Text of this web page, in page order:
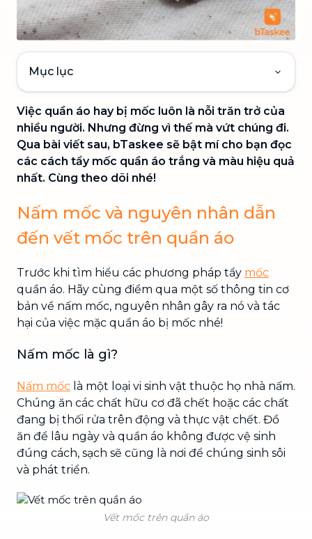
Mục lục
Việc quần áo hay bị mốc luôn là nỗi trăn trở của
nhiều người. Nhưng đừng vì thế mà vứt chúng đi.
Qua bài viết sau, bTaskee sẽ bật mí cho bạn đọc
các cách tẩy mốc quần áo trắng và màu hiệu quả
nhất. Cùng theo dõi nhé!
Nấm mốc và nguyên nhân dẫn
đến vết mốc trên quần áo
Trước khi tìm hiểu các phương pháp tẩy mốc
quần áo. Hãy cùng điểm qua một số thông tin cơ
bản về nấm mốc, nguyên nhân gây ra nó và tác
hại của việc mặc quần áo bị mốc nhé!
Nấm mốc là gì?
Nấm mốc là một loại vi sinh vật thuộc họ nhà nấm.
Chúng ăn các chất hữu cơ đã chết hoặc các chất
đang bị thối rửa trên động và thực vật chết. Đồ
ăn để lâu ngày và quần áo không được vệ sinh
đúng cách, sạch sẽ cũng là nơi để chúng sinh sôi
và phát triển.
Vết mốc trên quần áo